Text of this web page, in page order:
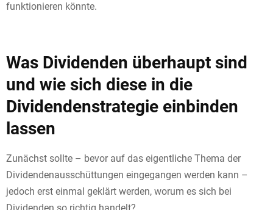
funktionieren könnte.
Was Dividenden überhaupt sind
und wie sich diese in die
Dividendenstrategie einbinden
lassen
Zunächst sollte – bevor auf das eigentliche Thema der
Dividendenausschüttungen eingegangen werden kann –
jedoch erst einmal geklärt werden, worum es sich bei